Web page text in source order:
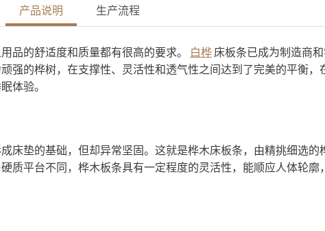
产品说明 生产流程
品的舒适度和质量都有很高的要求。 白桦床板条已成为制造商
强的桦树，在支撑性、灵活性和透气性之间达到了完美的平衡，
体验。
床垫的基础，但却异常坚固。这就是桦木床板条，由精挑细选的
质平台不同，桦木板条具有一定程度的灵活性，能顺应人体轮廓